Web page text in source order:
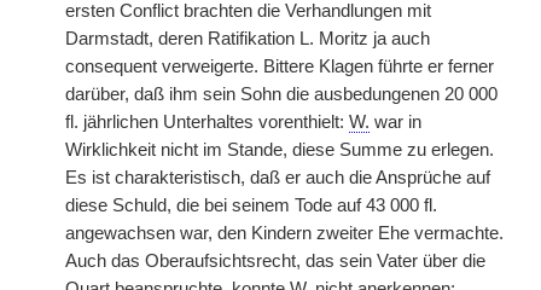
ersten Conflict brachten die Verhandlungen mit
Darmstadt, deren Ratifikation L. Moritz ja auch
consequent verweigerte. Bittere Klagen führte er ferner
darüber, daß ihm sein Sohn die ausbedungenen 20 000
fl. jährlichen Unterhaltes vorenthielt: W. war in
Wirklichkeit nicht im Stande, diese Summe zu erlegen.
Es ist charakteristisch, daß er auch die Ansprüche auf
diese Schuld, die bei seinem Tode auf 43 000 fl.
angewachsen war, den Kindern zweiter Ehe vermachte.
Auch das Oberaufsichtsrecht, das sein Vater über die